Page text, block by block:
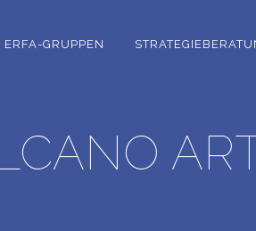
ERFA-GRUPPEN